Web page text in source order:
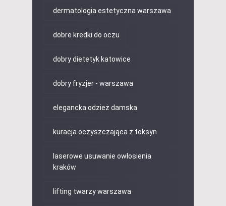
dermatologia estetyczna warszawa
dobre kredki do oczu
dobry dietetyk katowice
dobry fryzjer - warszawa
elegancka odzież damska
kuracja oczyszczająca z toksyn
laserowe usuwanie owłosienia
kraków
lifting twarzy warszawa